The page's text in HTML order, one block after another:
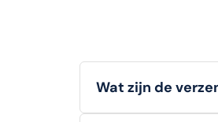
Wat zijn de